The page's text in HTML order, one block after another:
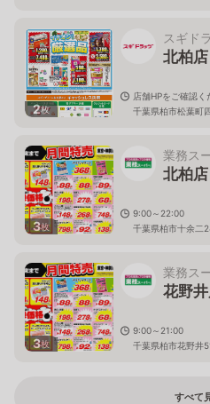
2枚
スギド
北柏店
店舗HPをご確認く
千葉県柏市松葉町
3枚
業務ス
北柏店
9:00～22:00
千葉県柏市十余二
3枚
業務ス
花野
9:00～21:00
千葉県柏市花野井
すべて